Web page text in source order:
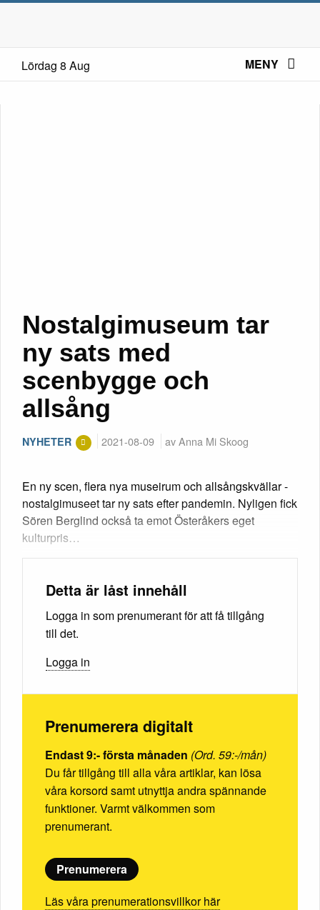
Lördag 8 Aug MENY
Nostalgimuseum tar
ny sats med
scenbygge och
allsång
NYHETER 2021-08-09 av Anna Mi Skoog
En ny scen, flera nya museirum och allsångskvällar -
nostalgimuseet tar ny sats efter pandemin. Nyligen fick
Sören Berglind också ta emot Österåkers eget
kulturpris…
Detta är låst innehåll
Logga in som prenumerant för att få tillgång
till det.
Logga in
Prenumerera digitalt
Endast 9:- första månaden (Ord. 59:-/mån)
Du får tillgång till alla våra artiklar, kan lösa
våra korsord samt utnyttja andra spännande
funktioner. Varmt välkommen som
prenumerant.
Prenumerera
Läs våra prenumerationsvillkor här